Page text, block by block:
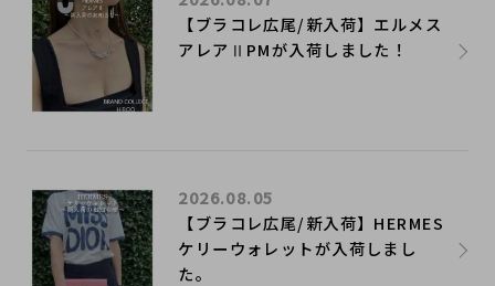
【ブラコレ広尾/新入荷】エルメス
アレアⅡPMが入荷しました！
【ブラコレ広尾/新入荷】HERMES
ケリーウォレットが入荷しまし
た。
2026.08.05